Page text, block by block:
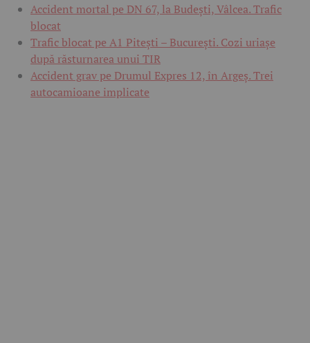
Accident mortal pe DN 67, la Budești, Vâlcea. Trafic
blocat
Trafic blocat pe A1 Pitești – București. Cozi uriașe
după răsturnarea unui TIR
Accident grav pe Drumul Expres 12, în Argeș. Trei
autocamioane implicate